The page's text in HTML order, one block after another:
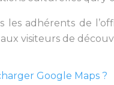
les adhérents de
aux visiteurs de
Google Maps ?